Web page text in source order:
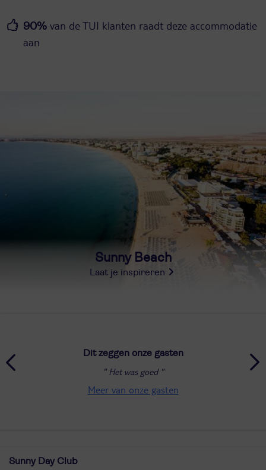
90%van de TUI klanten raadt deze accommodatie
aan
Sunny Beach
Laat je inspireren
Dit zeggen onze gasten
Het was goed
Meer van onze gasten
Sunny Day Club